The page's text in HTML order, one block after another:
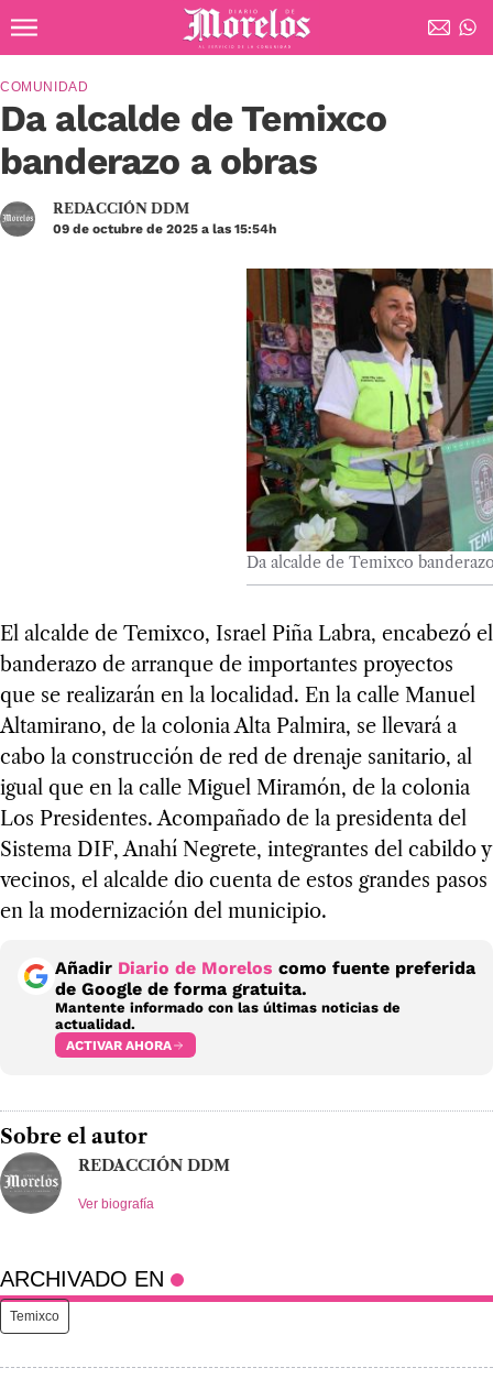
Diario de Morelos
Da alcalde de Temixco
banderazo a obras
COMUNIDAD
REDACCIÓN DDM
09 de octubre de 2025 a las 15:54h
Da alcalde de Temixco
El alcalde de Temixco, Israel Piña Labra, encabezó el
banderazo de arranque de importantes proyectos
que se realizarán en la localidad. En la calle Manuel
Altamirano, de la colonia Alta Palmira, se llevará a
cabo la construcción de red de drenaje sanitario, al
igual que en la calle Miguel Miramón, de la colonia
Los Presidentes. Acompañado de la presidenta del
Sistema DIF, Anahí Negrete, integrantes del cabildo y
vecinos, el alcalde dio cuenta de estos grandes pasos
en la modernización del municipio.
Añadir Diario de Morelos como fuente preferida
de Google de forma gratuita.
Mantente informado con las últimas noticias de
actualidad.
ACTIVAR AHORA
Sobre el autor
REDACCIÓN DDM
Ver biografía
ARCHIVADO EN
Temixco